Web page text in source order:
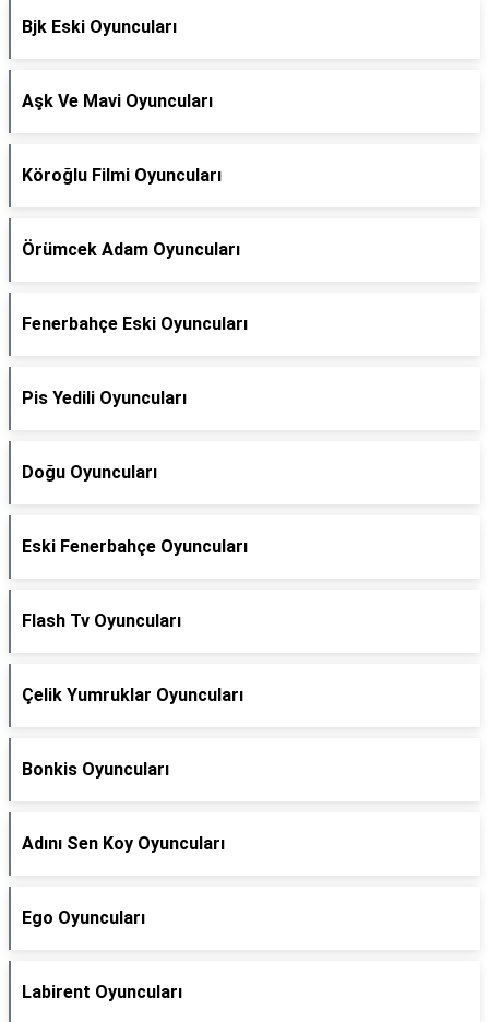
Bjk Eski Oyuncuları
Aşk Ve Mavi Oyuncuları
Köroğlu Filmi Oyuncuları
Örümcek Adam Oyuncuları
Fenerbahçe Eski Oyuncuları
Pis Yedili Oyuncuları
Doğu Oyuncuları
Eski Fenerbahçe Oyuncuları
Flash Tv Oyuncuları
Çelik Yumruklar Oyuncuları
Bonkis Oyuncuları
Adını Sen Koy Oyuncuları
Ego Oyuncuları
Labirent Oyuncuları